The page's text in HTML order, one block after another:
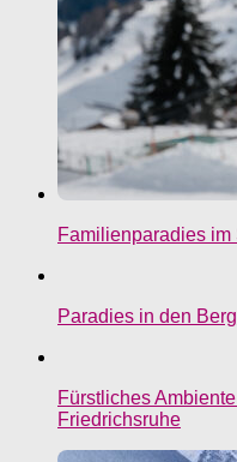
Familienparadies
Paradies in den
Fürstliches
Friedrichsruhe